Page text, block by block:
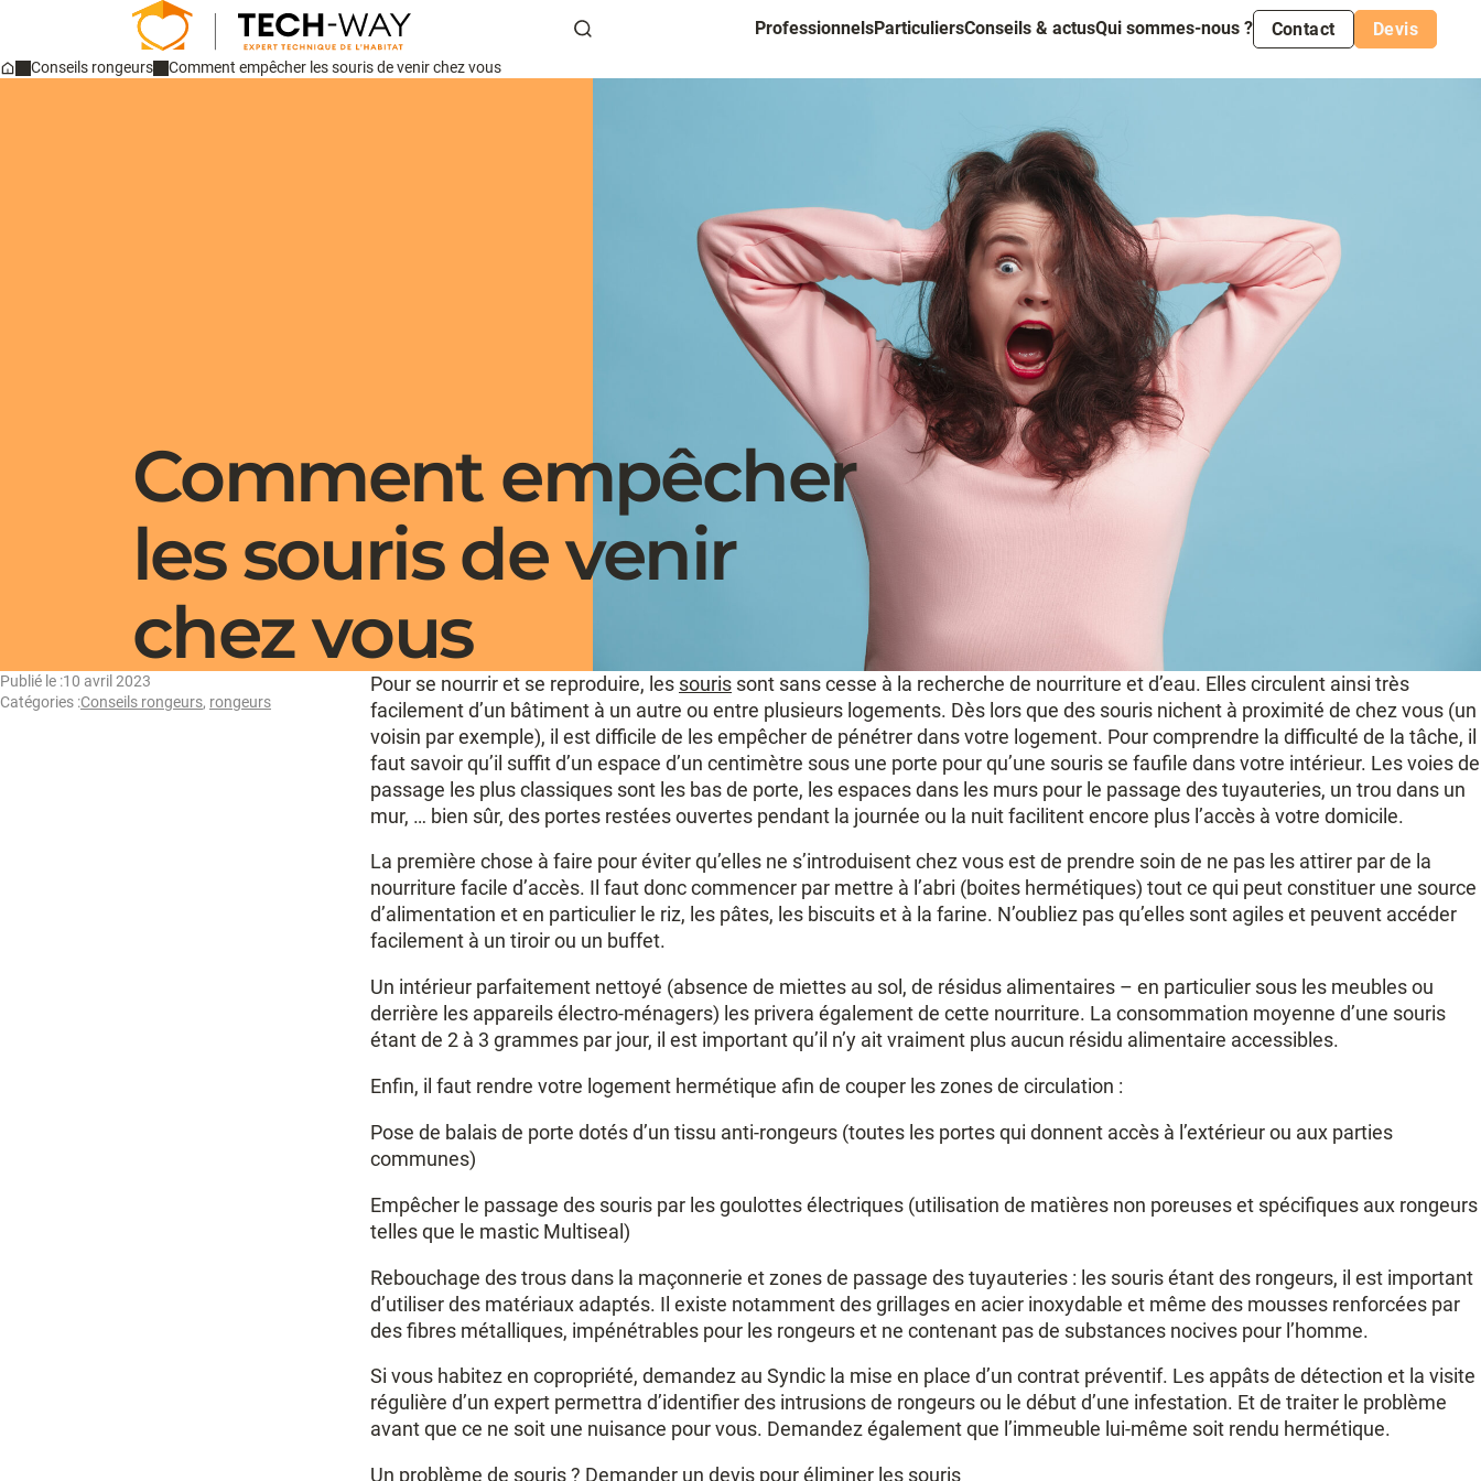
ProfessionnelsParticuliersConseils & actusQui sommes-nous ? Contact Devis
Conseils rongeurs Comment empêcher les souris de venir chez vous
Comment empêcher
les souris de venir
chez vous
Publié le :10 avril 2023
Catégories :Conseils rongeurs, rongeurs
Pour se nourrir et se reproduire, les souris sont sans cesse à la recherche de nourriture et d’eau. Elles circulent ainsi très
facilement d’un bâtiment à un autre ou entre plusieurs logements. Dès lors que des souris nichent à proximité de chez vous (un
voisin par exemple), il est difficile de les empêcher de pénétrer dans votre logement. Pour comprendre la difficulté de la tâche, il
faut savoir qu’il suffit d’un espace d’un centimètre sous une porte pour qu’une souris se faufile dans votre intérieur. Les voies de
passage les plus classiques sont les bas de porte, les espaces dans les murs pour le passage des tuyauteries, un trou dans un
mur, … bien sûr, des portes restées ouvertes pendant la journée ou la nuit facilitent encore plus l’accès à votre domicile.
La première chose à faire pour éviter qu’elles ne s’introduisent chez vous est de prendre soin de ne pas les attirer par de la
nourriture facile d’accès. Il faut donc commencer par mettre à l’abri (boites hermétiques) tout ce qui peut constituer une source
d’alimentation et en particulier le riz, les pâtes, les biscuits et à la farine. N’oubliez pas qu’elles sont agiles et peuvent accéder
facilement à un tiroir ou un buffet.
Un intérieur parfaitement nettoyé (absence de miettes au sol, de résidus alimentaires – en particulier sous les meubles ou
derrière les appareils électro-ménagers) les privera également de cette nourriture. La consommation moyenne d’une souris
étant de 2 à 3 grammes par jour, il est important qu’il n’y ait vraiment plus aucun résidu alimentaire accessibles.
Enfin, il faut rendre votre logement hermétique afin de couper les zones de circulation :
Pose de balais de porte dotés d’un tissu anti-rongeurs (toutes les portes qui donnent accès à l’extérieur ou aux parties
communes)
Empêcher le passage des souris par les goulottes électriques (utilisation de matières non poreuses et spécifiques aux rongeurs
telles que le mastic Multiseal)
Rebouchage des trous dans la maçonnerie et zones de passage des tuyauteries : les souris étant des rongeurs, il est important
d’utiliser des matériaux adaptés. Il existe notamment des grillages en acier inoxydable et même des mousses renforcées par
des fibres métalliques, impénétrables pour les rongeurs et ne contenant pas de substances nocives pour l’homme.
Si vous habitez en copropriété, demandez au Syndic la mise en place d’un contrat préventif. Les appâts de détection et la visite
régulière d’un expert permettra d’identifier des intrusions de rongeurs ou le début d’une infestation. Et de traiter le problème
avant que ce ne soit une nuisance pour vous. Demandez également que l’immeuble lui-même soit rendu hermétique.
Un problème de souris ? Demander un devis pour éliminer les souris